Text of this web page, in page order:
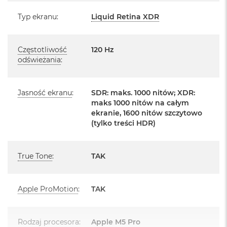
ł
u
a
m
i
i
c
o
k
r
Posiada system operacyjny macOS w języku
polskim oraz polskie menu
urządzenia.
14 -calowy MacBook Pro
Przewód USB-C na MagSafe 3 do ładowania (2m)
MacBook posiada układ klawiatury widoczny na zdjęciu - jest to
Typ ekranu: Liquid Retina XDR
Częstotliwość
odświeżania:
120 Hz
Jasność ekranu:
SDR: maks. 1000 nitów; XDR:
maks 1000 nitów na całym
ekranie, 1600 nitów szczytowo
(tylko treści HDR)
True Tone: TAK
Apple ProMotion: TAK
Rodzaj procesora: Apple M5 Pro